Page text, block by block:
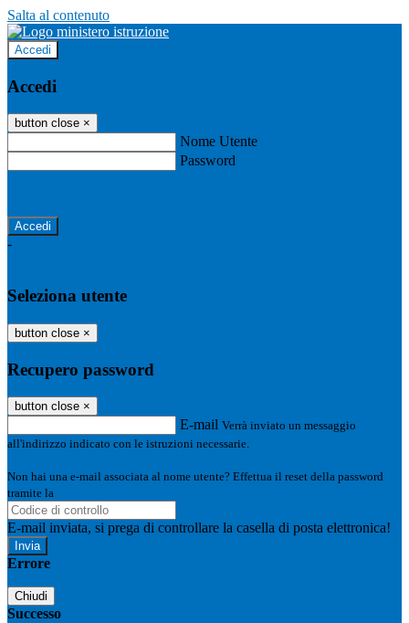
Salta al contenuto
Accedi
Accedi
button close ×
Nome Utente
Password
-
Seleziona utente
button close ×
Recupero password
button close ×
E-mail Verrà inviato un messaggio
all'indirizzo indicato con le istruzioni necessarie.
Non hai una e-mail associata al nome utente? Effettua il reset della password
tramite la
E-mail inviata, si prega di controllare la casella di posta elettronica!
Errore
Chiudi
Successo